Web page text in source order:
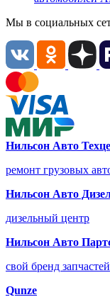
Мы в социальных
Нильсон Авто
ремонт грузовых
Нильсон Авто
дизельный центр
Нильсон Авто
свой бренд запчастей
Qunze